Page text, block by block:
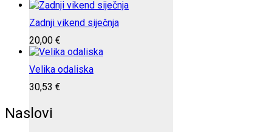
Zadnji vikend siječnja
20,00 €
Velika odaliska
30,53 €
Naslovi